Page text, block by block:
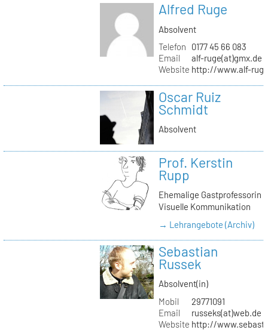
Alfred Ruge
Absolvent
Telefon
0177 45 66 083
Email
alf-ruge(at)gmx.de
Website http://www.alf-
Oscar Ruiz
Schmidt
Absolvent
Prof. Kerstin
Rupp
Ehemalige Gastprofessorin
Visuelle Kommunikation
→ Lehrangebote (Archiv)
Sebastian
Russek
Absolvent(in)
Mobil
29771091
Email
russeks(at)web.de
Website http://